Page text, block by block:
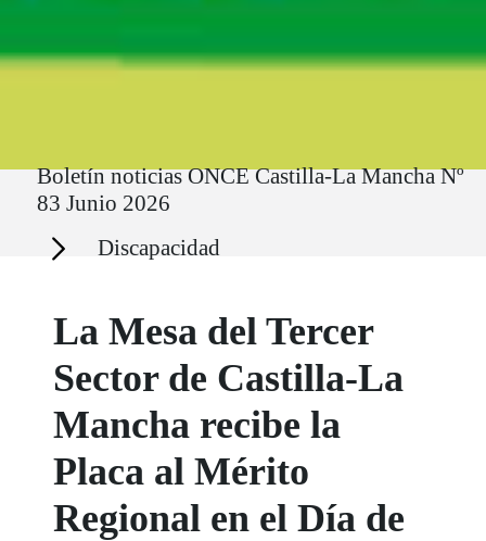
Boletín noticias ONCE Castilla-La Mancha Nº
83 Junio 2026
Secciones Discapacidad
La Mesa del Tercer
Sector de Castilla-La
Mancha recibe la
Placa al Mérito
Regional en el Día de